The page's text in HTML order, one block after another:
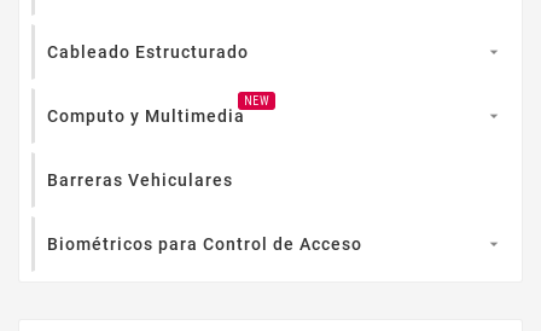
Cableado Estructurado 
Computo y Multimedia
NEW

Barreras Vehiculares
Biométricos para Control de Acceso 